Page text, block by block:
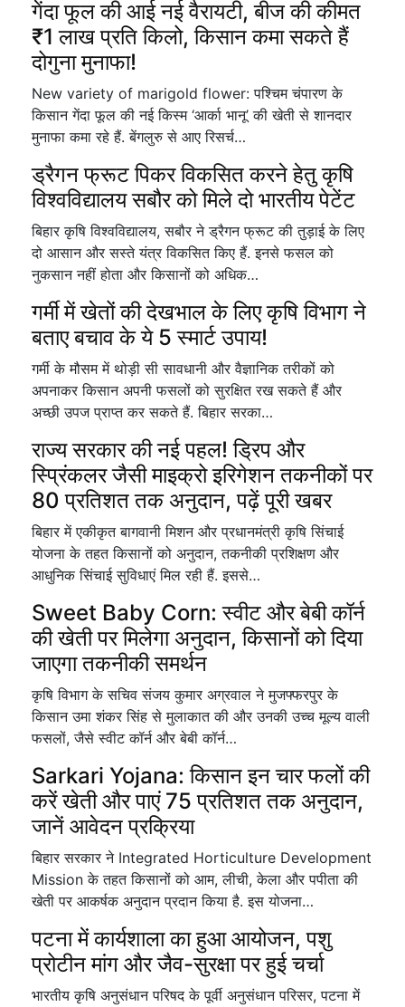
गेंदा फूल की आई नई वैरायटी, बीज की कीमत
₹1 लाख प्रति किलो, किसान कमा सकते हैं
दोगुना मुनाफा!
New variety of marigold flower: पश्चिम चंपारण के
किसान गेंदा फूल की नई किस्म ‘आर्का भानू’ की खेती से शानदार
मुनाफा कमा रहे हैं. बेंगलुरु से आए रिसर्च…
ड्रैगन फ्रूट पिकर विकसित करने हेतु कृषि
विश्वविद्यालय सबौर को मिले दो भारतीय पेटेंट
बिहार कृषि विश्वविद्यालय, सबौर ने ड्रैगन फ्रूट की तुड़ाई के लिए
दो आसान और सस्ते यंत्र विकसित किए हैं. इनसे फसल को
नुकसान नहीं होता और किसानों को अधिक…
गर्मी में खेतों की देखभाल के लिए कृषि विभाग ने
बताए बचाव के ये 5 स्मार्ट उपाय!
गर्मी के मौसम में थोड़ी सी सावधानी और वैज्ञानिक तरीकों को
अपनाकर किसान अपनी फसलों को सुरक्षित रख सकते हैं और
अच्छी उपज प्राप्त कर सकते हैं. बिहार सरका…
राज्य सरकार की नई पहल! ड्रिप और
स्प्रिंकलर जैसी माइक्रो इरिगेशन तकनीकों पर
80 प्रतिशत तक अनुदान, पढ़ें पूरी खबर
बिहार में एकीकृत बागवानी मिशन और प्रधानमंत्री कृषि सिंचाई
योजना के तहत किसानों को अनुदान, तकनीकी प्रशिक्षण और
आधुनिक सिंचाई सुविधाएं मिल रही हैं. इससे…
Sweet Baby Corn: स्वीट और बेबी कॉर्न
की खेती पर मिलेगा अनुदान, किसानों को दिया
जाएगा तकनीकी समर्थन
कृषि विभाग के सचिव संजय कुमार अग्रवाल ने मुजफ्फरपुर के
किसान उमा शंकर सिंह से मुलाकात की और उनकी उच्च मूल्य वाली
फसलों, जैसे स्वीट कॉर्न और बेबी कॉर्न…
Sarkari Yojana: किसान इन चार फलों की
करें खेती और पाएं 75 प्रतिशत तक अनुदान,
जानें आवेदन प्रक्रिया
बिहार सरकार ने Integrated Horticulture Development
Mission के तहत किसानों को आम, लीची, केला और पपीता की
खेती पर आकर्षक अनुदान प्रदान किया है. इस योजना…
पटना में कार्यशाला का हुआ आयोजन, पशु
प्रोटीन मांग और जैव-सुरक्षा पर हुई चर्चा
भारतीय कृषि अनुसंधान परिषद के पूर्वी अनुसंधान परिसर, पटना में